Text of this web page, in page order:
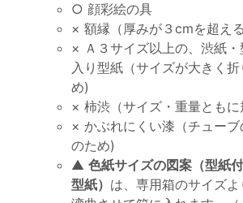
○ 顔彩絵の具
× 額縁（厚みが３cmを超え
× Ａ３サイズ以上の、渋紙
入り型紙（サイズが大きく
め)
× 柿渋（サイズ・重量とも
× かぶれにくい漆（チュー
のため)
▲ 色紙サイズの図案（型紙
型紙） は、専用箱のサイズよ